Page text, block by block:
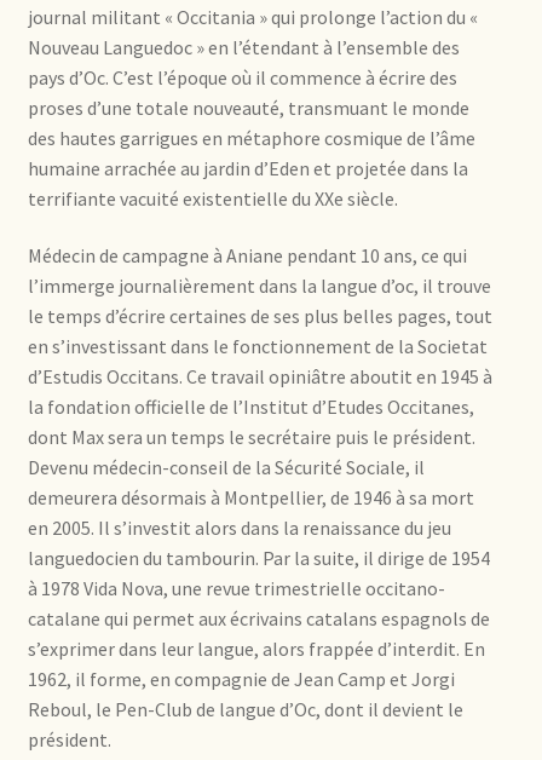
journal militant « Occitania » qui prolonge l’action du «
Nouveau Languedoc » en l’étendant à l’ensemble des
pays d’Oc. C’est l’époque où il commence à écrire des
proses d’une totale nouveauté, transmuant le monde
des hautes garrigues en métaphore cosmique de l’âme
humaine arrachée au jardin d’Eden et projetée dans la
terrifiante vacuité existentielle du XXe siècle.
Médecin de campagne à Aniane pendant 10 ans, ce qui
l’immerge journalièrement dans la langue d’oc, il trouve
le temps d’écrire certaines de ses plus belles pages, tout
en s’investissant dans le fonctionnement de la Societat
d’Estudis Occitans. Ce travail opiniâtre aboutit en 1945 à
la fondation officielle de l’Institut d’Etudes Occitanes,
dont Max sera un temps le secrétaire puis le président.
Devenu médecin-conseil de la Sécurité Sociale, il
demeurera désormais à Montpellier, de 1946 à sa mort
en 2005. Il s’investit alors dans la renaissance du jeu
languedocien du tambourin. Par la suite, il dirige de 1954
à 1978 Vida Nova, une revue trimestrielle occitano-
catalane qui permet aux écrivains catalans espagnols de
s’exprimer dans leur langue, alors frappée d’interdit. En
1962, il forme, en compagnie de Jean Camp et Jorgi
Reboul, le Pen-Club de langue d’Oc, dont il devient le
président.